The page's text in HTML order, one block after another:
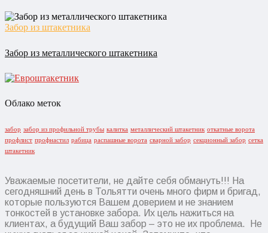
Забор из штакетника
Забор из металлического штакетника
Облако меток
забор забор из профильной трубы калитка металлический штакетник откатные ворота
профлист профнастил рабица распашные ворота сварной забор секционный забор сетка
штакетник
Уважаемые посетители, не дайте себя обмануть!!! На
сегодняшний день в Тольятти очень много фирм и бригад,
которые пользуются Вашем доверием и не знанием
тонкостей в установке забора. Их цель нажиться на
клиентах, а будущий Ваш забор – это не их проблема. Не